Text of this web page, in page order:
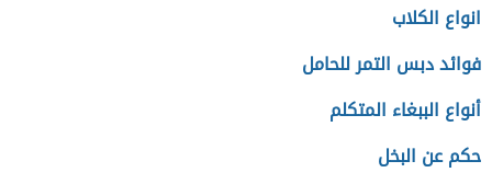
انواع الكلاب
فوائد دبس التمر للحامل
أنواع الببغاء المتكلم
حكم عن البخل